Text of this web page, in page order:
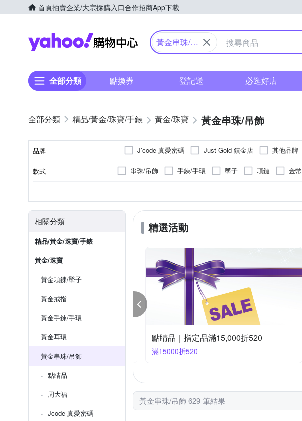
首頁拍賣企業/大宗採購入口合作招商App下載
Yahoo購物中心
黃金串珠/吊
全部分類 點換券 登記送 必逛好店
精品/黃金/珠寶/手錶 黃金/珠寶 黃金串珠/吊飾
品牌 J’code 真愛密碼 Just Gold 鎮金店 其他品牌
款式 串珠/吊飾 手鍊/手環 墜子 項鏈 金幣
相關分類
精品/黃金/珠寶/手錶
黃金/珠寶
黃金項鍊/墜子
黃金戒指
黃金手鍊/手環
黃金耳環
黃金串珠/吊飾
點睛品
周大福
Jcode 真愛密碼
精選活動
計價8折▼滿10000折520 點睛品｜指定品滿15,000折520
滿15000折520
黃金串珠/吊飾 629 筆結果